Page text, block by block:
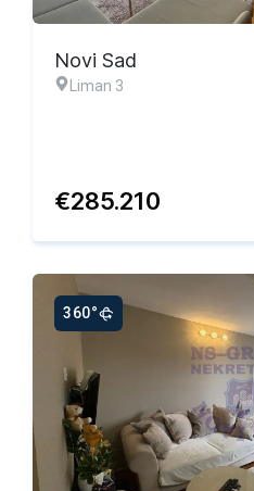
Novi Sad
Liman 3
€285.210
360°